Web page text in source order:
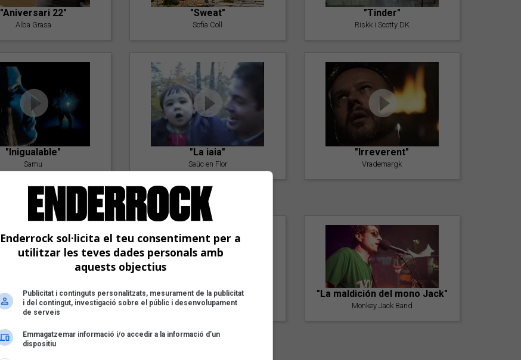
"Aniversari 22"
Alba Grasa
"Sweat"
Sofia Coll
"Tinder"
Riskk i Scotty DK
"Inigualable"
Samu
"La iaia"
Saüc en Flor
"Irreverent"
Vrademargk
"Amb tu"
"Postlude To A Kiss"
Goran Levi
"La maldición del mono Jack"
Monkey Jack Band
Enderrock sol·licita el teu consentiment per a
utilitzar les teves dades personals amb
aquests objectius
Publicitat i continguts personalitzats, mesurament de la publicitat
i del contingut, investigació sobre el públic i desenvolupament
de serveis
Emmagatzemar informació i/o accedir a la informació d’un
dispositiu